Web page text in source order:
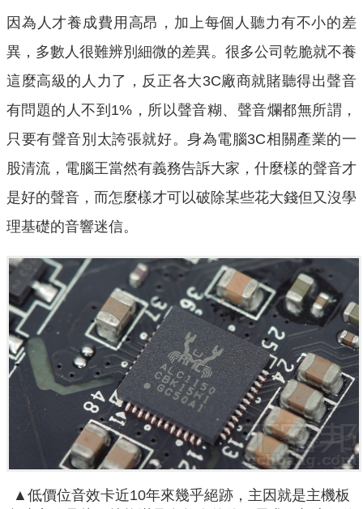
因為人才養成費用高昂，加上每個人聽力有不小的差
異，多數人很難辨別細微的差異。很多公司乾脆就不養
這麼高級的人力了，反正各大3C廠商就賭聽得出聲音
有問題的人不到1%，所以聲音糊、聲音爛都無所謂，
只要有聲音別太誇張就好。身為電腦3C相關產業的一
股清流，電腦王當然有義務告訴大家，什麼樣的聲音才
是好的聲音，而怎麼樣才可以破除某些花大錢但又沒學
理基礎的音響迷信。
▲低價位音效卡近10年來幾乎絕跡，主因就是主機板